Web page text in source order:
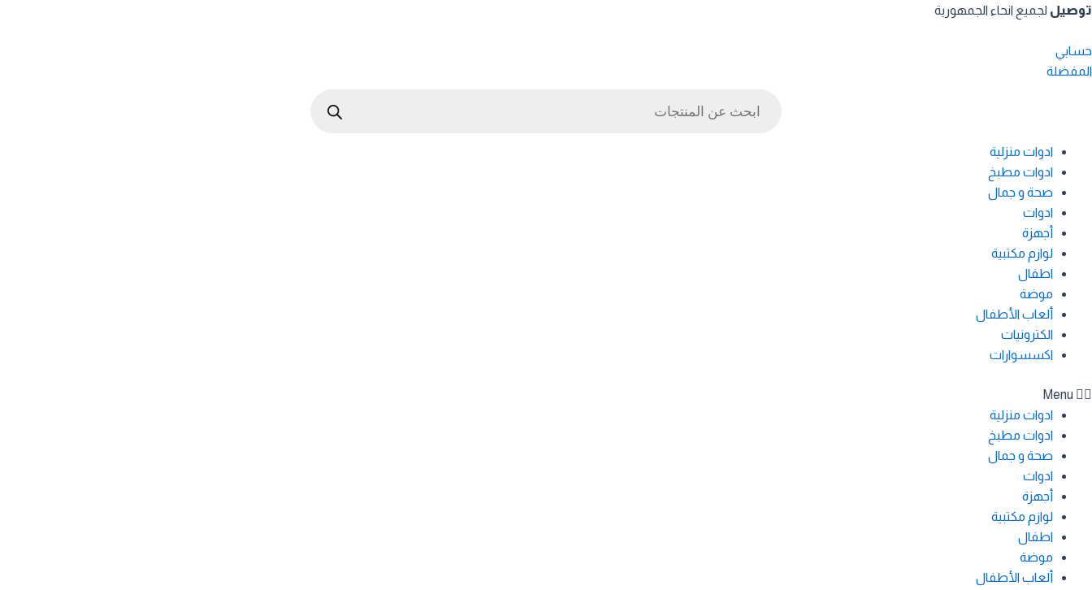
تخطي
المحتوى
توصيل لجميع انحاء الجمهورية
حسابي
المفضلة
search
ادوات منزلية
ادوات مطبخ
صحة و جمال
ادوات
أجهزة
لوازم مكتبية
اطفال
موضة
ألعاب الأطفال
الكترونيات
اكسسوارات
Menu
ادوات منزلية
ادوات مطبخ
صحة و جمال
ادوات
أجهزة
لوازم مكتبية
اطفال
موضة
ألعاب الأطفال